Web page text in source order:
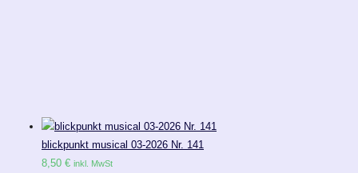
blickpunkt musical 03-2026 Nr. 141
8,50 € inkl. MwSt